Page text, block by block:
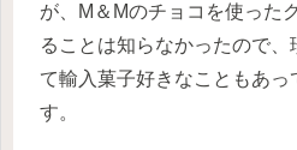
が、M＆Mのチョコを使った
ることは知らなかったので
て輸入菓子好きなこともあ
す。